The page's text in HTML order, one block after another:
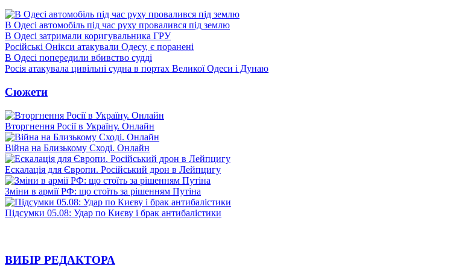
В Одесі автомобіль під час руху провалився під землю
В Одесі затримали коригувальника ГРУ
Російські Онікси атакували Одесу, є поранені
В Одесі попередили вбивство судді
Росія атакувала цивільні судна в портах Великої Одеси і Дунаю
Сюжети
Вторгнення Росії в Україну. Онлайн
Війна на Близькому Сході. Онлайн
Ескалація для Європи. Російський дрон в Лейпцигу
Зміни в армії РФ: що стоїть за рішенням Путіна
Підсумки 05.08: Удар по Києву і брак антибалістики
ВИБІР РЕДАКТОРА